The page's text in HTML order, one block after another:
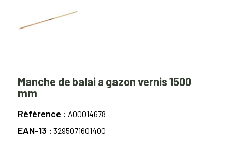
Manche de balai a gazon vernis 1500
mm
Référence A00014678
EAN-13 3295071601400